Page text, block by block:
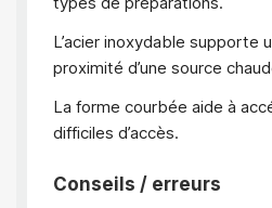
L’acier inoxydable supporte
proximité d’une source
La forme courbée aide à
difficiles d’accès.
Conseils / erreurs